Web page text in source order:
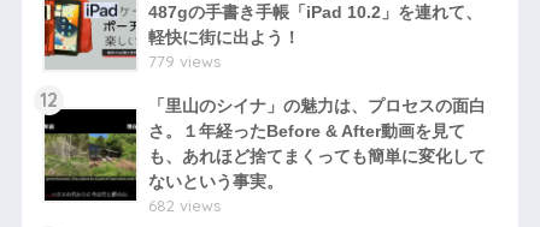
487gの手書き手帳「iPad 10.2」を連れて、
軽快に街に出よう！
779 views
12
「里山のシイナ」の魅力は、プロセスの面白
さ。１年経ったBefore & After動画を見て
も、あれほど捨てまくっても簡単に変化して
ないという事実。
682 views